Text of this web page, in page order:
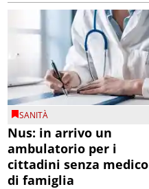
SANITÀ
Nus: in arrivo un
ambulatorio per i
cittadini senza medico
di famiglia